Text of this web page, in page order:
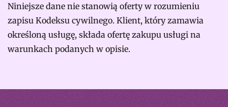
Niniejsze dane nie stanowią oferty w rozumieniu
zapisu Kodeksu cywilnego. Klient, który zamawia
określoną usługę, składa ofertę zakupu usługi na
warunkach podanych w opisie.